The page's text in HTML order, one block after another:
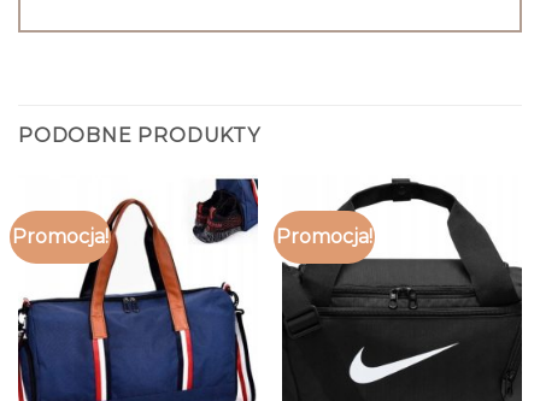
PODOBNE PRODUKTY
Promocja! Promocja!